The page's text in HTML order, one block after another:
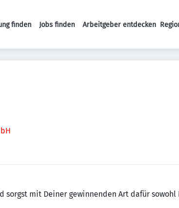
Haupt-Navigation
finden Jobs finden Arbeitgeber entdecken
sorgst mit Deiner gewinnenden Art dafür